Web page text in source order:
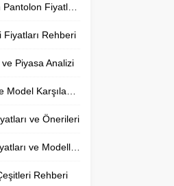
Fiyatları Rehberi
Fiyatları Rehberi
Piyasa Analizi
Karşılaştırmaları
ve Önerileri
ve Modelleri
Rehberi